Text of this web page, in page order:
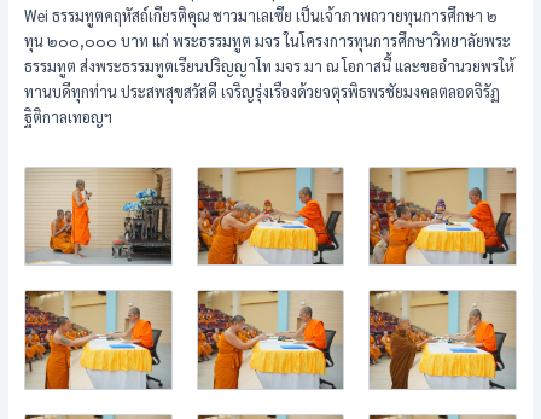
Wei ธรรมทูตคฤหัสถ์เกียรติคุณ ชาวมาเลเซีย เป็นเจ้าภาพถวายทุนการศึกษา ๒
ทุน ๒๐๐,๐๐๐ บาท แก่ พระธรรมทูต มจร ในโครงการทุนการศึกษาวิทยาลัยพระ
ธรรมทูต ส่งพระธรรมทูตเรียนปริญญาโท มจร มา ณ โอกาสนี้ และขออำนวยพรให้
ทานบดีทุกท่าน ประสพสุขสวัสดี เจริญรุ่งเรืองด้วยจตุรพิธพรชัยมงคลตลอดจิรัฏ
ฐิติกาลเทอญฯ